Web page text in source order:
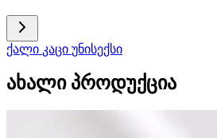
ქალი კაცი უნისექსი
ახალი პროდუქცია